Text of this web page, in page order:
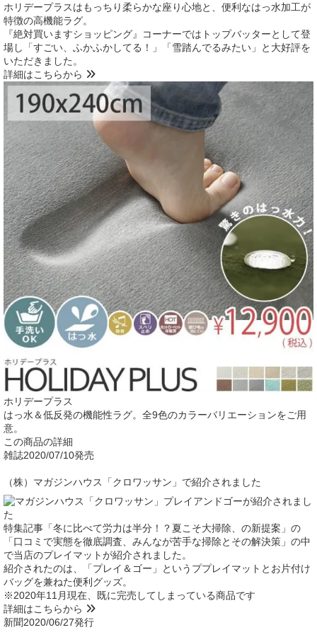
ホリデープラスはもっちり柔らかな座り心地と、便利なはっ水加工が
特徴の高機能ラグ。
『絶対買いますショッピング』コーナーではトップバッターとして登
場し「すごい、ふかふかしてる！」「雪踏んでるみたい」と大好評を
いただきました。
詳細はこちらから
ホリデープラス
はっ水＆低反発の機能性ラグ。全9色のカラーバリエーションをご用
意。
この商品の詳細
雑誌2020/07/10発売
（株）マガジンハウス「クロワッサン」で紹介されました
特集記事「冬に比べて労力は半分！？夏こそ大掃除、の新提案」の
「口コミで実態を徹底調査、みんなが苦手な掃除とその解決策」の中
で当店のプレイマットが紹介されました。
紹介されたのは、「プレイ＆ゴー」というププレイマットとお片付け
バッグを兼ねた便利グッズ。
※2020年11月現在、既に完売してしまっている商品です
詳細はこちらから
新聞2020/06/27発行